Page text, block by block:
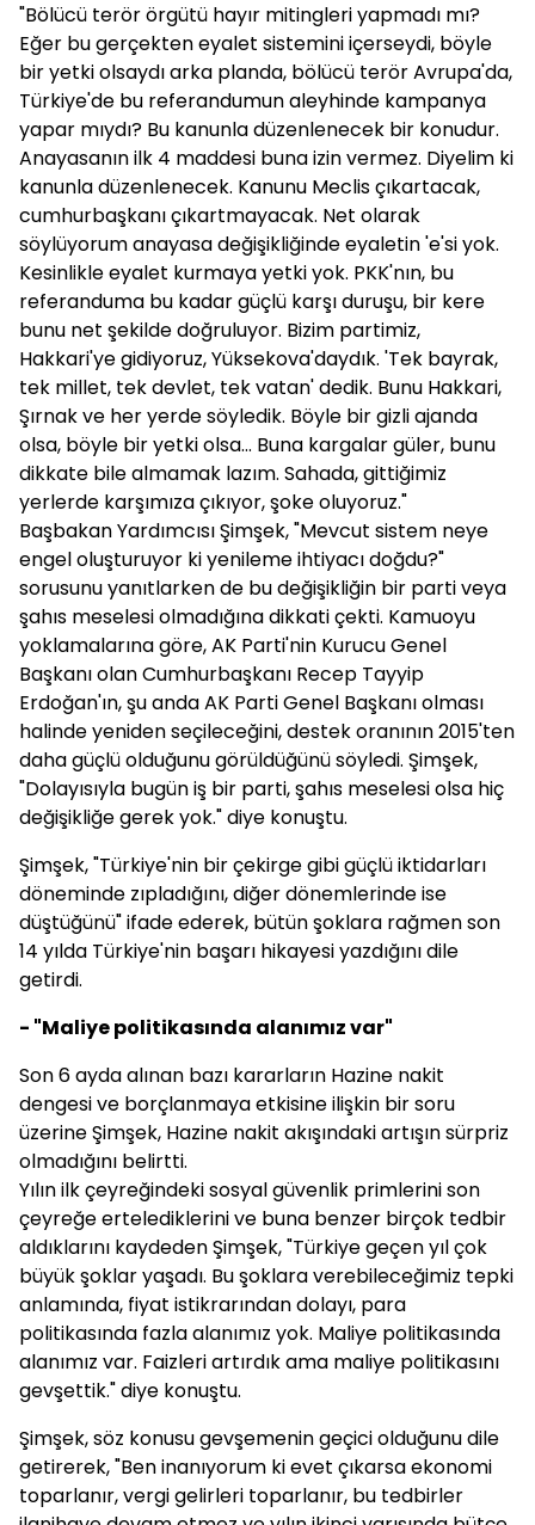
"Bölücü terör örgütü hayır mitingleri yapmadı mı?
Eğer bu gerçekten eyalet sistemini içerseydi, böyle
bir yetki olsaydı arka planda, bölücü terör Avrupa'da,
Türkiye'de bu referandumun aleyhinde kampanya
yapar mıydı? Bu kanunla düzenlenecek bir konudur.
Anayasanın ilk 4 maddesi buna izin vermez. Diyelim ki
kanunla düzenlenecek. Kanunu Meclis çıkartacak,
cumhurbaşkanı çıkartmayacak. Net olarak
söylüyorum anayasa değişikliğinde eyaletin 'e'si yok.
Kesinlikle eyalet kurmaya yetki yok. PKK'nın, bu
referanduma bu kadar güçlü karşı duruşu, bir kere
bunu net şekilde doğruluyor. Bizim partimiz,
Hakkari'ye gidiyoruz, Yüksekova'daydık. 'Tek bayrak,
tek millet, tek devlet, tek vatan' dedik. Bunu Hakkari,
Şırnak ve her yerde söyledik. Böyle bir gizli ajanda
olsa, böyle bir yetki olsa... Buna kargalar güler, bunu
dikkate bile almamak lazım. Sahada, gittiğimiz
yerlerde karşımıza çıkıyor, şoke oluyoruz."
Başbakan Yardımcısı Şimşek, "Mevcut sistem neye
engel oluşturuyor ki yenileme ihtiyacı doğdu?"
sorusunu yanıtlarken de bu değişikliğin bir parti veya
şahıs meselesi olmadığına dikkati çekti. Kamuoyu
yoklamalarına göre, AK Parti'nin Kurucu Genel
Başkanı olan Cumhurbaşkanı Recep Tayyip
Erdoğan'ın, şu anda AK Parti Genel Başkanı olması
halinde yeniden seçileceğini, destek oranının 2015'ten
daha güçlü olduğunu görüldüğünü söyledi. Şimşek,
"Dolayısıyla bugün iş bir parti, şahıs meselesi olsa hiç
değişikliğe gerek yok." diye konuştu.
Şimşek, "Türkiye'nin bir çekirge gibi güçlü iktidarları
döneminde zıpladığını, diğer dönemlerinde ise
düştüğünü" ifade ederek, bütün şoklara rağmen son
14 yılda Türkiye'nin başarı hikayesi yazdığını dile
getirdi.
- "Maliye politikasında alanımız var"
Son 6 ayda alınan bazı kararların Hazine nakit
dengesi ve borçlanmaya etkisine ilişkin bir soru
üzerine Şimşek, Hazine nakit akışındaki artışın sürpriz
olmadığını belirtti.
Yılın ilk çeyreğindeki sosyal güvenlik primlerini son
çeyreğe ertelediklerini ve buna benzer birçok tedbir
aldıklarını kaydeden Şimşek, "Türkiye geçen yıl çok
büyük şoklar yaşadı. Bu şoklara verebileceğimiz tepki
anlamında, fiyat istikrarından dolayı, para
politikasında fazla alanımız yok. Maliye politikasında
alanımız var. Faizleri artırdık ama maliye politikasını
gevşettik." diye konuştu.
Şimşek, söz konusu gevşemenin geçici olduğunu dile
getirerek, "Ben inanıyorum ki evet çıkarsa ekonomi
toparlanır, vergi gelirleri toparlanır, bu tedbirler